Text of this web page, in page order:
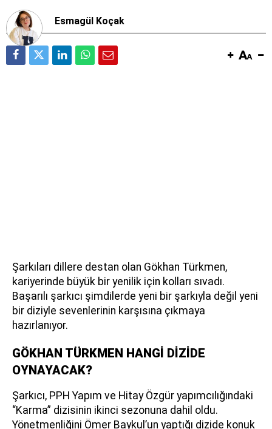
Esmagül Koçak
Şarkıları dillere destan olan Gökhan Türkmen,
kariyerinde büyük bir yenilik için kolları sıvadı.
Başarılı şarkıcı şimdilerde yeni bir şarkıyla değil yeni
bir diziyle sevenlerinin karşısına çıkmaya
hazırlanıyor.
GÖKHAN TÜRKMEN HANGİ DİZİDE
OYNAYACAK?
Şarkıcı, PPH Yapım ve Hitay Özgür yapımcılığındaki
“Karma” dizisinin ikinci sezonuna dahil oldu.
Yönetmenliğini Ömer Baykul’un yaptığı dizide konuk